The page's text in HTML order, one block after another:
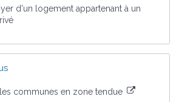
d'un logement appartenant à un
communes en zone tendue